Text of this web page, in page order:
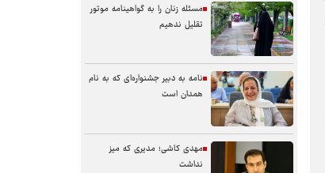
مسئله زنان را به گواهینامه موتور
تقلیل ندهیم
نامه به دبیر جشنواره‌ای که به نام
همدان است
مهدی کاشی؛ مدیری که میز
نداشت